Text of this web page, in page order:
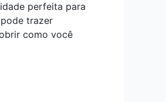
perfeita para
trazer
como você